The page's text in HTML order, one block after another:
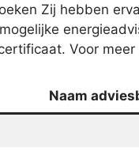
Zij hebben
Voor
Naam